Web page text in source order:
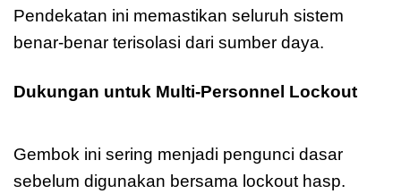
Pendekatan ini memastikan seluruh sistem
benar-benar terisolasi dari sumber daya.
Dukungan untuk Multi-Personnel Lockout
Gembok ini sering menjadi pengunci dasar
sebelum digunakan bersama lockout hasp.